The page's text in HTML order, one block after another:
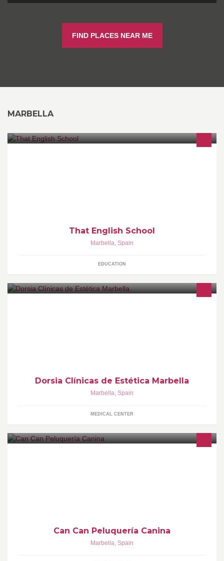
FIND PLACES NEAR ME
MARBELLA
That English School
Marbella, Spain
EDUCATION
Dorsia Clínicas de Estética Marbella
Marbella, Spain
MEDICAL CENTER
Can Can Peluquería Canina
Marbella, Spain